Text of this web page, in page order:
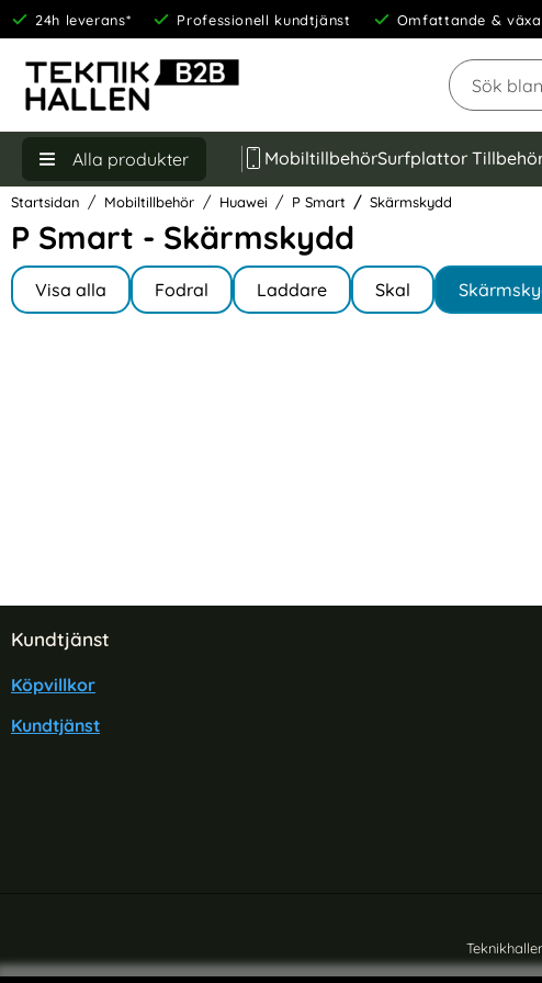
24h leverans* Professionell kundtjänst Omfattande &
Sök
Alla produkter MobiltillbehörSurfplattor
Startsidan Mobiltillbehör Huawei P Smart Skärmskydd
P Smart - Skärmskydd
Hoppa
produkter
Underkategorier
Visa alla
I P Smart Fodral Laddare Skal
Sidfot Blandad info och länkar
Kundtjänst
Köpvillkor
Kundtjänst